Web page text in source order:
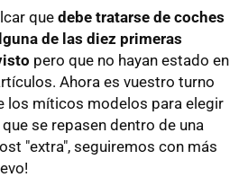
que debe tratarse de coches
de las diez primeras
pero que no hayan estado en
Ahora es vuestro turno
los míticos modelos para elegir
se repasen dentro de una
"extra", seguiremos con más